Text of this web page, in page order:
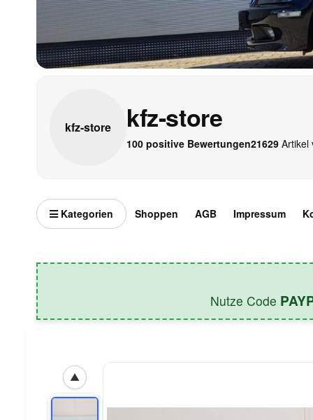
kfz-store kfz-store
100 positive Bewertungen21629 Artikel
Kategorien Shoppen AGB Impressum
Nutze Code
▲